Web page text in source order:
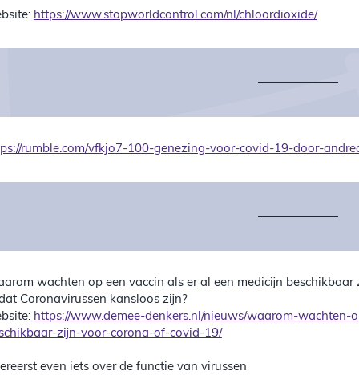
https://www.stopworldcontrol.com/nl/chloordioxide/
rumble.com/vfkjo7-100-genezing-voor-covid-19-door-
wachten op een vaccin als er al een medicijn
Coronavirussen kansloos zijn?
https://www.demee-denkers.nl/nieuws/waarom-
zijn-voor-corona-of-covid-19/
even iets over de functie van virussen